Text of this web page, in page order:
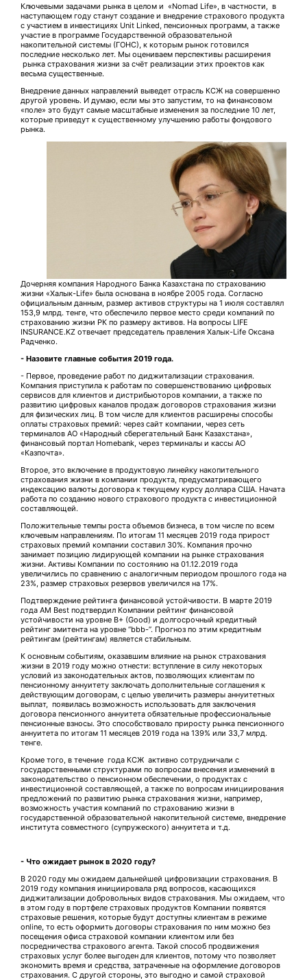
Ключевыми задачами рынка в целом и «Nomad Life», в частности, в
наступающем году станут создание и внедрение страхового продукта
с участием в инвестициях Unit Linked, пенсионных программ, а также
участие в программе Государственной образовательной
накопительной системы (ГОНС), к которым рынок готовился
последние несколько лет. Мы оцениваем перспективы расширения
рынка страхования жизни за счёт реализации этих проектов как
весьма существенные.
Внедрение данных направлений выведет отрасль КСЖ на совершенно
другой уровень. И думаю, если мы это запустим, то на финансовом
«поле» это будут самые масштабные изменения за последние 10 лет,
которые приведут к существенному улучшению работы фондового
рынка.
Дочерняя компания Народного Банка Казахстана по страхованию
жизни «Халык-Life» была основана в ноябре 2005 года. Согласно
официальным данным, размер активов структуры на 1 июля составлял
153,9 млрд. тенге, что обеспечило первое место среди компаний по
страхованию жизни РК по размеру активов. На вопросы LIFE
INSURANCE.KZ отвечает председатель правления Халык-Life Оксана
Радченко.
- Назовите главные события 2019 года.
- Первое, проведение работ по диджитализации страхования.
Компания приступила к работам по совершенствованию цифровых
сервисов для клиентов и дистрибьюторов компании, а также по
развитию цифровых каналов продаж договоров страхования жизни
для физических лиц. В том числе для клиентов расширены способы
оплаты страховых премий: через сайт компании, через сеть
терминалов АО «Народный сберегательный Банк Казахстана»,
финансовый портал Homebank, через терминалы и кассы АО
«Казпочта».
Второе, это включение в продуктовую линейку накопительного
страхования жизни в компании продукта, предусматривающего
индексацию валюты договора к текущему курсу доллара США. Начата
работа по созданию нового страхового продукта с инвестиционной
составляющей.
Положительные темпы роста объемов бизнеса, в том числе по всем
ключевым направлениям. По итогам 11 месяцев 2019 года прирост
страховых премий компании составил 30%. Компания прочно
занимает позицию лидирующей компании на рынке страхования
жизни. Активы Компании по состоянию на 01.12.2019 года
увеличились по сравнению с аналогичным периодом прошлого года на
23%, размер страховых резервов увеличился на 17%.
Подтверждение рейтинга финансовой устойчивости. В марте 2019
года AM Best подтвердил Компании рейтинг финансовой
устойчивости на уровне B+ (Good) и долгосрочный кредитный
рейтинг эмитента на уровне “bbb-”. Прогноз по этим кредитным
рейтингам (рейтингам) является стабильным.
К основным событиям, оказавшим влияние на рынок страхования
жизни в 2019 году можно отнести: вступление в силу некоторых
условий из законодательных актов, позволяющих клиентам по
пенсионному аннуитету заключать дополнительные соглашения к
действующим договорам, с целью увеличить размеры аннуитетных
выплат, появилась возможность использовать для заключения
договора пенсионного аннуитета обязательные профессиональные
пенсионные взносы. Это способствовало приросту рынка пенсионного
аннуитета по итогам 11 месяцев 2019 года на 139% или 33,7 млрд.
тенге.
Кроме того, в течение года КСЖ активно сотрудничали с
государственными структурами по вопросам внесения изменений в
законодательство о пенсионном обеспечении, о продуктах с
инвестиционной составляющей, а также по вопросам инициирования
предложений по развитию рынка страхования жизни, например,
возможность участия компаний по страхованию жизни в
государственной образовательной накопительной системе, внедрение
института совместного (супружеского) аннуитета и т.д.
- Что ожидает рынок в 2020 году?
В 2020 году мы ожидаем дальнейшей цифровизации страхования. В
2019 году компания инициировала ряд вопросов, касающихся
диджитализации добровольных видов страхования. Мы ожидаем, что
в этом году в портфеле страховых продуктов Компании появятся
страховые решения, которые будут доступны клиентам в режиме
online, то есть оформить договоры страхования по ним можно без
посещения офиса страховой компании клиентом или без
посредничества страхового агента. Такой способ продвижения
страховых услуг более выгоден для клиентов, потому что позволяет
экономить время и средства, затраченные на оформление договоров
страхования. С другой стороны, это выгодно и самой страховой